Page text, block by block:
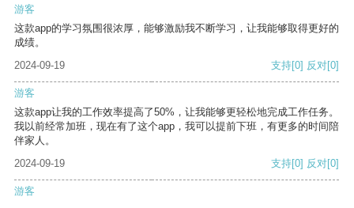
游客
这款app的学习氛围很浓厚，能够激励我不断学习，让我能够取得更好的
成绩。
2024-09-19
支持[0] 反对[0]
游客
这款app让我的工作效率提高了50%，让我能够更轻松地完成工作任务。
我以前经常加班，现在有了这个app，我可以提前下班，有更多的时间陪
伴家人。
2024-09-19
支持[0] 反对[0]
游客